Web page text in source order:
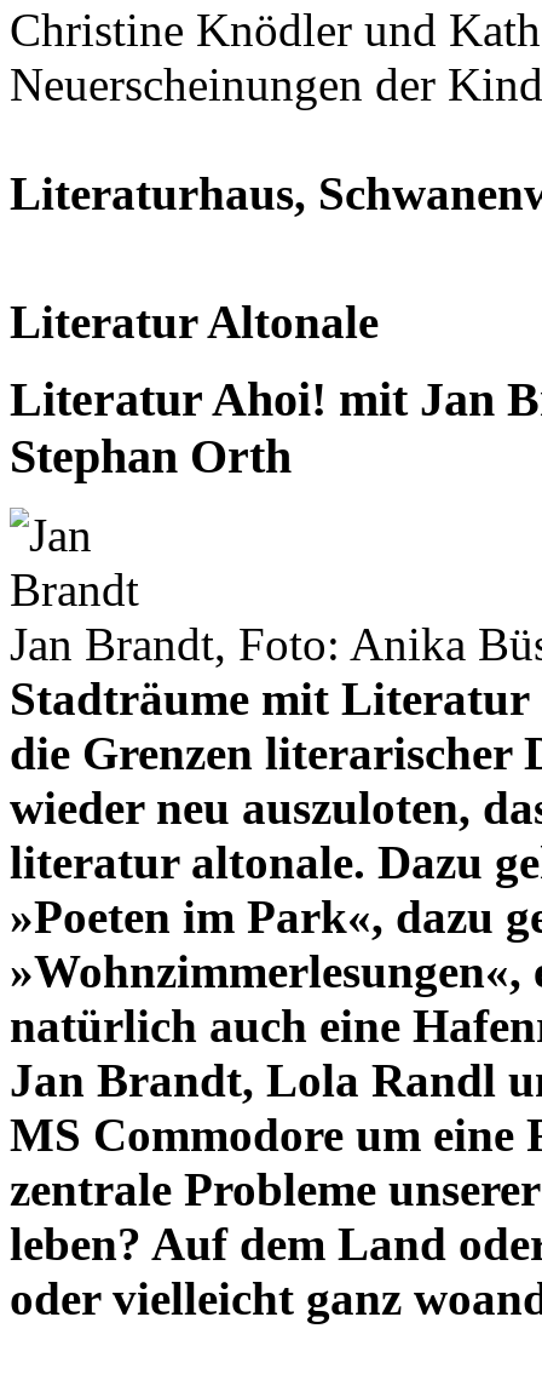
Christine Knödler und
Neuerscheinungen der
Literaturhaus,
Literatur Altonale
Literatur Ahoi! mit Jan
Stephan Orth
Jan Brandt, Foto: Anika
Stadträume mit Literatur
die Grenzen literarischer
wieder neu auszuloten,
literatur altonale. Dazu
»Poeten im Park«, dazu
natürlich auch eine
Jan Brandt, Lola Randl
MS Commodore um
zentrale Probleme
leben? Auf dem Land
oder vielleicht ganz